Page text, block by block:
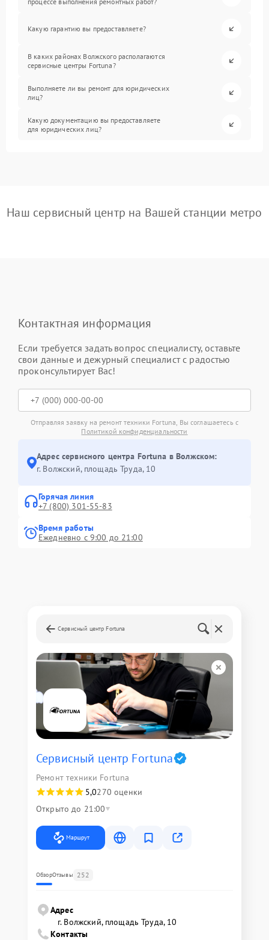
Какую гарантию вы предоставляете?
В каких районах Волжского располагаются
сервисные центры Fortuna?
Выполняете ли вы ремонт для юридических
лиц?
Какую документацию вы предоставляете
для юридических лиц?
Наш сервисный центр на Вашей станции метро
Контактная информация
Если требуется задать вопрос специалисту, оставьте
свои данные и дежурный специалист с радостью
проконсультирует Вас!
Отправляя заявку на ремонт техники Fortuna, Вы соглашаетесь с
Политикой конфиденциальности
Адрес сервисного центра Fortuna в Волжском:
г. Волжский, площадь Труда, 10
Горячая линия
+7 (800) 301-55-83
Время работы
Ежедневно с 9:00 до 21:00
Сервисный центр Fortuna
Сервисный центр Fortuna
Ремонт техники Fortuna
5,0270 оценки
Открыто до 21:00
Маршрут
ОбзорОтзывы 252
Адрес
г. Волжский, площадь Труда, 10
Контакты